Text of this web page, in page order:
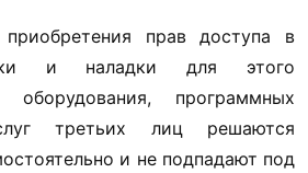
прав доступа в
и наладки для этого
оборудования, программных
третьих лиц решаются
и не подпадают под